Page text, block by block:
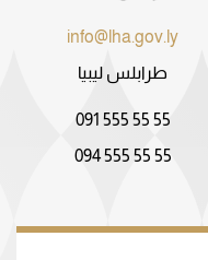
info@lha.gov.ly
طرابلس ليبيا
091 555 55 55
094 555 55 55